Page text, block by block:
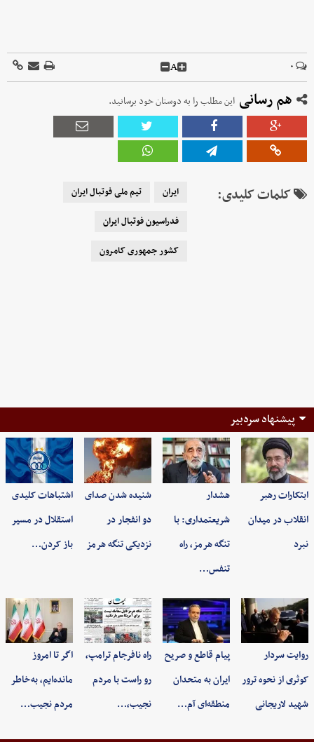
۰ A
هم رسانی این مطلب را به دوستان خود برسانید.
کلمات کلیدی: ایران
تیم ملی فوتبال ایران
فدراسیون فوتبال ایران
کشور جمهوری کامرون
پیشنهاد سردبیر
ابتکارات رهبر
انقلاب در میدان
نبرد
هشدار
شریعتمداری: با
تنگه هرمز، راه
تنفس…
شنیده شدن صدای
دو انفجار در
نزدیکی تنگه هرمز
اشتباهات کلیدی
استقلال در مسیر
باز کردن…
روایت سردار
کوثری از نحوه ترور
شهید لاریجانی
پیام قاطع و صریح
ایران به متحدان
منطقه‌ای آم…
راه نافرجام ترامپ،
رو راست با مردم
نجیب،…
اگر تا امروز
مانده‌ایم، به‌خاطر
مردم نجیب…